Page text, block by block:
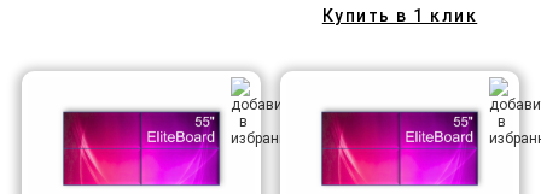
Купить в 1 клик